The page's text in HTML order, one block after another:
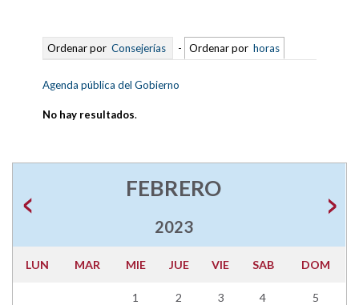
Ordenar por Consejerías - Ordenar por horas
Agenda pública del Gobierno
No hay resultados.
FEBRERO
2023
LUN MAR MIE JUE VIE SAB DOM
1 2 3 4 5